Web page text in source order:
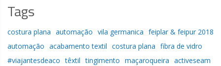
Tags
costura plana automação vila germanica feiplar & feipur 2018
automação acabamento textil costura plana fibra de vidro
#viajantesdeaco têxtil tingimento maçaroqueira activeseam